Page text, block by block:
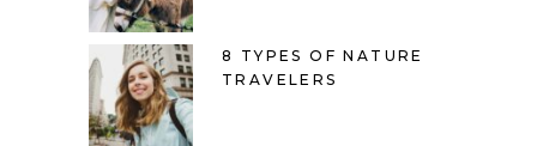
8 TYPES OF NATURE
TRAVELERS